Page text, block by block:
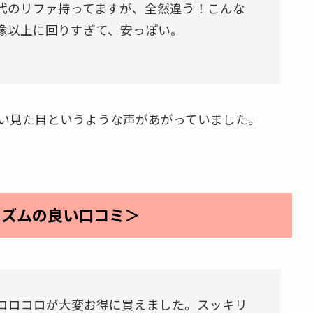
リファ持ってますが、全然違う！こんな
上に回りすぎて、安っぽい。
た目というような声があがっていました。
ムの良い口コミ＞
コロが大変お得に買えました。スッキリ